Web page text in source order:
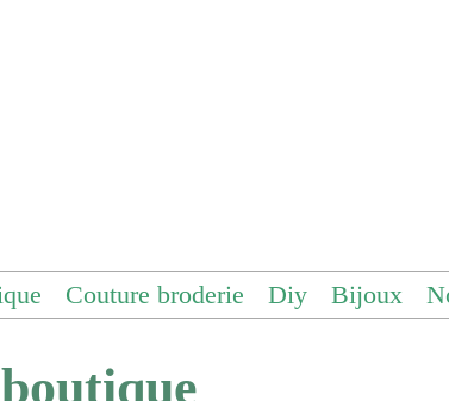
Couture broderie Diy Bijoux